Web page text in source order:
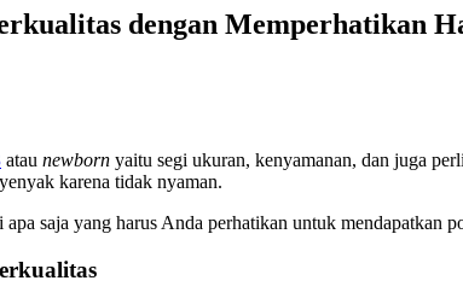
dengan Memperhatikan
atau newborn yaitu segi ukuran, kenyamanan, dan juga
karena tidak nyaman.
saja yang harus Anda perhatikan untuk mendapatkan